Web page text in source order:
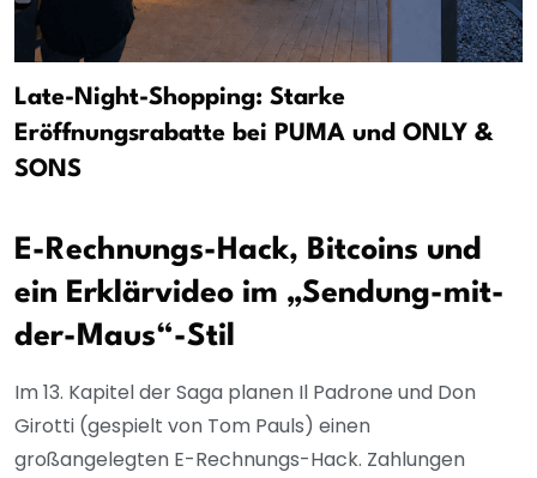
Late-Night-Shopping: Starke
Eröffnungsrabatte bei PUMA und ONLY &
SONS
E-Rechnungs-Hack, Bitcoins und
ein Erklärvideo im „Sendung-mit-
der-Maus“-Stil
Im 13. Kapitel der Saga planen Il Padrone und Don
Girotti (gespielt von Tom Pauls) einen
großangelegten E-Rechnungs-Hack. Zahlungen